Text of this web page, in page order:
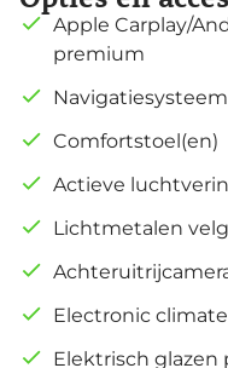
Apple Carplay/
premium
Comfortstoel(en)
Actieve
Lichtmetalen
Electronic
Elektrisch glazen